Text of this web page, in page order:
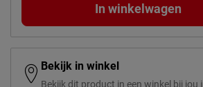
In winkelwagen
Bekijk in winkel
Bekijk dit product in een winkel bij jou